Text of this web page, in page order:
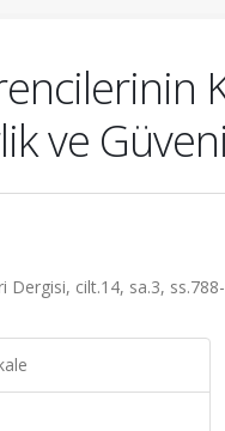
ve
Dergisi, cilt.14, sa.3,